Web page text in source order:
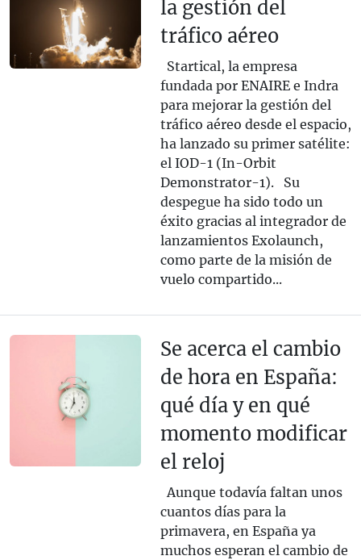
la gestión del
tráfico aéreo
Startical, la empresa
fundada por ENAIRE e Indra
para mejorar la gestión del
tráfico aéreo desde el espacio,
ha lanzado su primer satélite:
el IOD-1 (In-Orbit
Demonstrator-1). Su
despegue ha sido todo un
éxito gracias al integrador de
lanzamientos Exolaunch,
como parte de la misión de
vuelo compartido...
Se acerca el cambio
de hora en España:
qué día y en qué
momento modificar
el reloj
Aunque todavía faltan unos
cuantos días para la
primavera, en España ya
muchos esperan el cambio de